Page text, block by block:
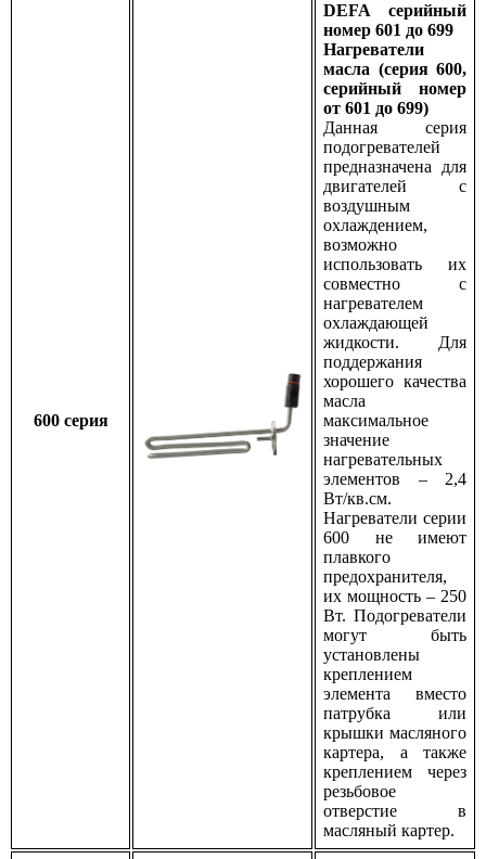
600 серия
DEFA серийный
номер 601 до 699
Нагреватели
масла (серия 600,
серийный номер
от 601 до 699)
Данная серия
подогревателей
предназначена для
двигателей с
воздушным
охлаждением,
возможно
использовать их
совместно с
нагревателем
охлаждающей
жидкости. Для
поддержания
хорошего качества
масла
максимальное
значение
нагревательных
элементов – 2,4
Вт/кв.см.
Нагреватели серии
600 не имеют
плавкого
предохранителя,
их мощность – 250
Вт. Подогреватели
могут быть
установлены
креплением
элемента вместо
патрубка или
крышки масляного
картера, а также
креплением через
резьбовое
отверстие в
масляный картер.